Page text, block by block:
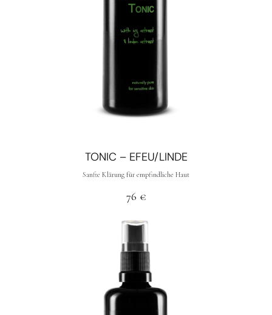
TONIC – EFEU/LINDE
Sanfte Klärung für empfindliche Haut
76 €